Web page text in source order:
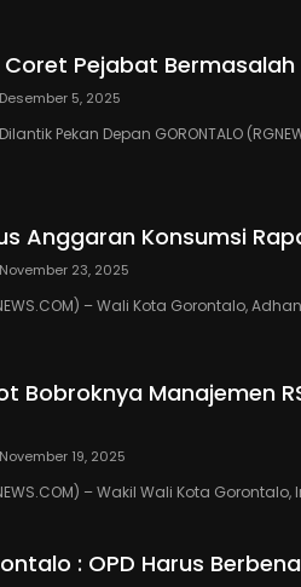
Pejabat Bermasalah
Desember 5, 2025
Pekan Depan GORONTALO
Anggaran Konsumsi
November 23, 2025
– Wali Kota Gorontalo,
Bobroknya Manajemen
November 19, 2025
– Wakil Wali Kota Gorontalo,
: OPD Harus